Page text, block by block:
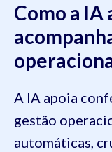
Como a
A IA apoia
gestão
automáticas,